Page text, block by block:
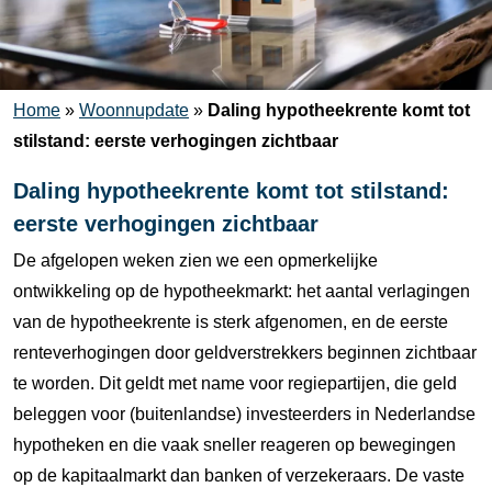
Home » Woonnupdate » Daling hypotheekrente komt tot
stilstand: eerste verhogingen zichtbaar
Daling hypotheekrente komt tot stilstand:
eerste verhogingen zichtbaar
De afgelopen weken zien we een opmerkelijke
ontwikkeling op de hypotheekmarkt: het aantal verlagingen
van de hypotheekrente is sterk afgenomen, en de eerste
renteverhogingen door geldverstrekkers beginnen zichtbaar
te worden. Dit geldt met name voor regiepartijen, die geld
beleggen voor (buitenlandse) investeerders in Nederlandse
hypotheken en die vaak sneller reageren op bewegingen
op de kapitaalmarkt dan banken of verzekeraars. De vaste